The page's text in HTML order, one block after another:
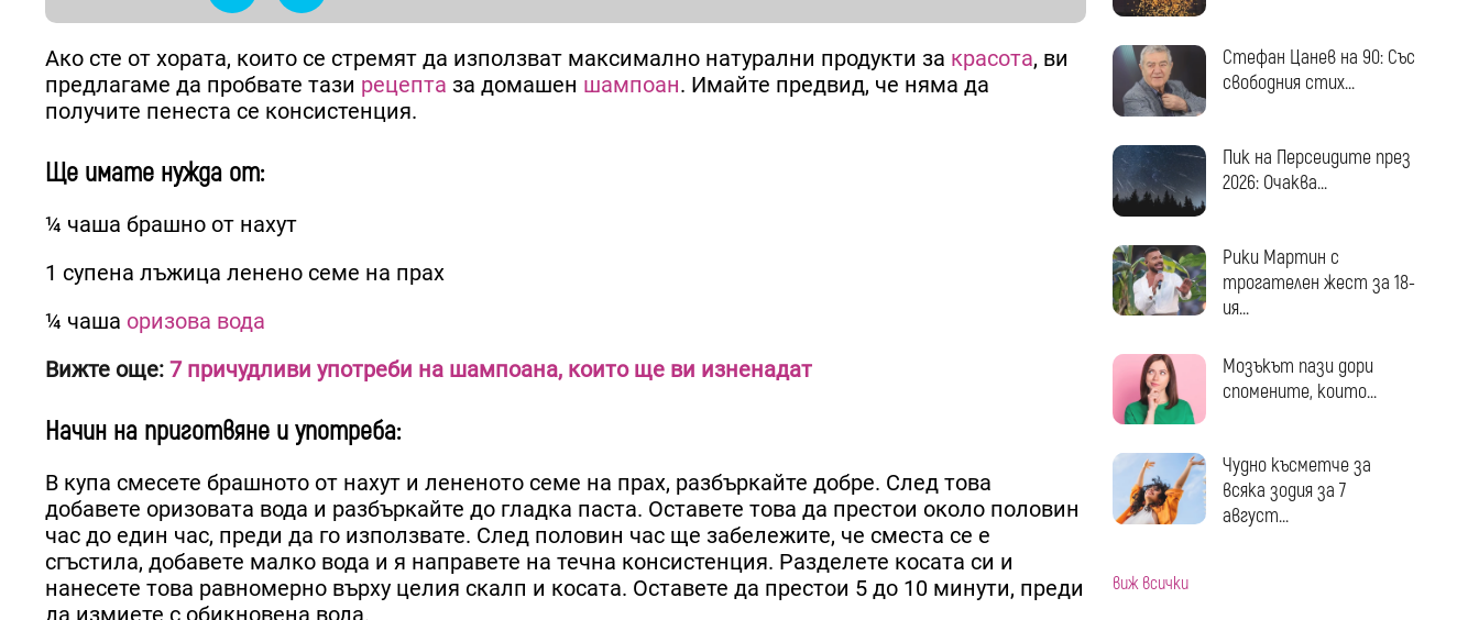
Ако сте от хората, които се стремят да използват максимално натурални продукти за красота, ви
предлагаме да пробвате тази рецепта за домашен шампоан. Имайте предвид, че няма да
получите пенеста се консистенция.
Ще имате нужда от:
¼ чаша брашно от нахут
1 супена лъжица ленено семе на прах
¼ чаша оризова вода
Вижте още: 7 причудливи употреби на шампоана, които ще ви изненадат
Начин на приготвяне и употреба:
В купа смесете брашното от нахут и лененото семе на прах, разбъркайте добре. След това
добавете оризовата вода и разбъркайте до гладка паста. Оставете това да престои около половин
час до един час, преди да го използвате. След половин час ще забележите, че сместа се е
сгъстила, добавете малко вода и я направете на течна консистенция. Разделете косата си и
нанесете това равномерно върху целия скалп и косата. Оставете да престои 5 до 10 минути, преди
да измиете с обикновена вода.
Стефан Цанев на 90: Със
свободния стих...
Пик на Персеидите през
2026: Очаква...
Рики Мартин с
трогателен жест за 18-
ия...
Мозъкът пази дори
спомените, които...
Чудно късметче за
всяка зодия за 7
август...
виж всички